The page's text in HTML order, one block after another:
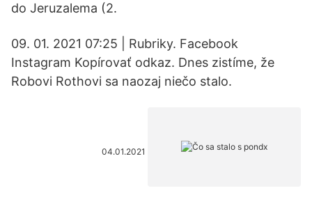
do Jeruzalema (2.
09. 01. 2021 07:25 | Rubriky. Facebook
Instagram Kopírovať odkaz. Dnes zistíme, že
Robovi Rothovi sa naozaj niečo stalo.
04.01.2021